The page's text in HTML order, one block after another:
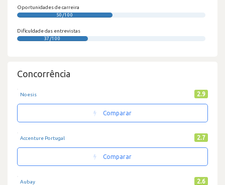
Oportunidades de carreira
50/100
Dificuldade das entrevistas
37/100
Concorrência
Noesis 2.9
Comparar
Accenture Portugal 2.7
Comparar
Aubay 2.6